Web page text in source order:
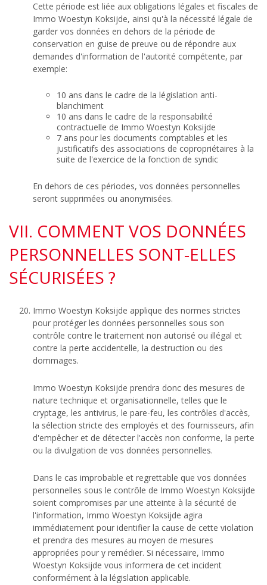
Cette période est liée aux obligations légales et fiscales de
Immo Woestyn Koksijde, ainsi qu'à la nécessité légale de
garder vos données en dehors de la période de
conservation en guise de preuve ou de répondre aux
demandes d'information de l'autorité compétente, par
exemple:
10 ans dans le cadre de la législation anti-
blanchiment
10 ans dans le cadre de la responsabilité
contractuelle de Immo Woestyn Koksijde
7 ans pour les documents comptables et les
justificatifs des associations de copropriétaires à la
suite de l'exercice de la fonction de syndic
En dehors de ces périodes, vos données personnelles
seront supprimées ou anonymisées.
VII. COMMENT VOS DONNÉES
PERSONNELLES SONT-ELLES
SÉCURISÉES ?
Immo Woestyn Koksijde applique des normes strictes
pour protéger les données personnelles sous son
contrôle contre le traitement non autorisé ou illégal et
contre la perte accidentelle, la destruction ou des
dommages.
Immo Woestyn Koksijde prendra donc des mesures de
nature technique et organisationnelle, telles que le
cryptage, les antivirus, le pare-feu, les contrôles d'accès,
la sélection stricte des employés et des fournisseurs, afin
d'empêcher et de détecter l'accès non conforme, la perte
ou la divulgation de vos données personnelles.
Dans le cas improbable et regrettable que vos données
personnelles sous le contrôle de Immo Woestyn Koksijde
soient compromises par une atteinte à la sécurité de
l'information, Immo Woestyn Koksijde agira
immédiatement pour identifier la cause de cette violation
et prendra des mesures au moyen de mesures
appropriées pour y remédier. Si nécessaire, Immo
Woestyn Koksijde vous informera de cet incident
conformément à la législation applicable.